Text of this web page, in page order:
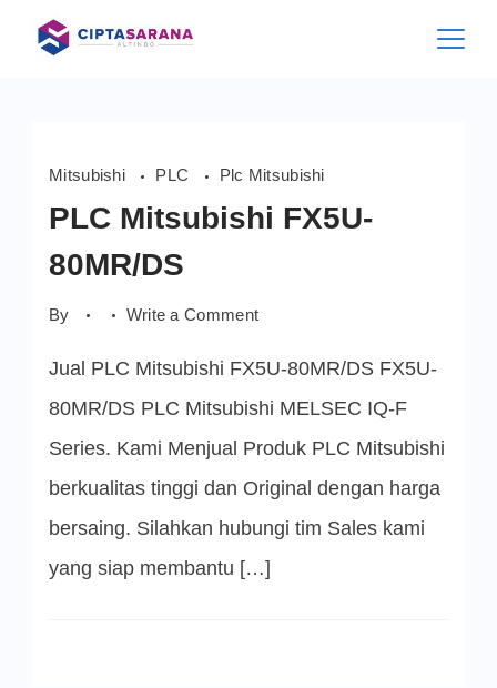
content
Mitsubishi PLC Plc Mitsubishi
PLC Mitsubishi FX5U-
80MR/DS
By Write a Commenton
FX5U-
Jual PLC Mitsubishi FX5U-80MR/DS FX5U-
80MR/DS PLC Mitsubishi MELSEC IQ-F
Series. Kami Menjual Produk PLC Mitsubishi
berkualitas tinggi dan Original dengan harga
bersaing. Silahkan hubungi tim Sales kami
yang siap membantu […]